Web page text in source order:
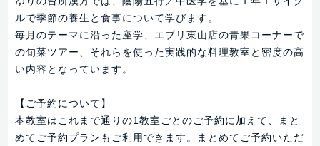
ルで季節の養生と食事について学びます。
毎月のテーマに沿った座学、エブリ東山店の青果コーナーで
の旬菜ツアー、それらを使った実践的な料理教室と密度の高
い内容となっています。
【ご予約について】
本教室はこれまで通りの1教室ごとのご予約に加えて、まと
めてご予約プランもご利用できます。まとめてご予約いただ